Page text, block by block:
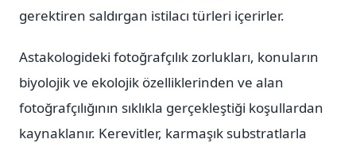
gerektiren saldırgan istilacı türleri içerirler.
Astakologideki fotoğrafçılık zorlukları, konuların
biyolojik ve ekolojik özelliklerinden ve alan
fotoğrafçılığının sıklıkla gerçekleştiği koşullardan
kaynaklanır. Kerevitler, karmaşık substratlarla